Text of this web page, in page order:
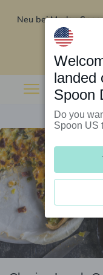
Neu bei Marley
Rabatt
landed
Spoon
Do you
Spoon US